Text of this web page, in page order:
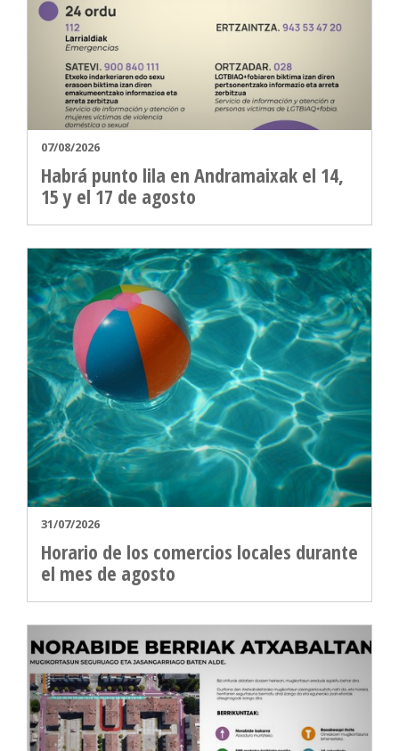
07/08/2026
Habrá punto lila en Andramaixak el 14,
15 y el 17 de agosto
31/07/2026
Horario de los comercios locales durante
el mes de agosto